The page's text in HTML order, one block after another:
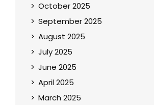
October 2025
September 2025
August 2025
July 2025
June 2025
April 2025
March 2025